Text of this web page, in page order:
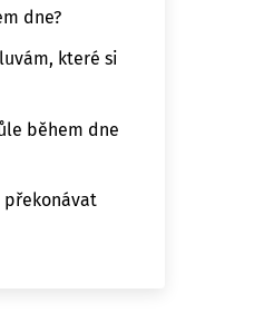
dne?
které si
během dne
překonávat